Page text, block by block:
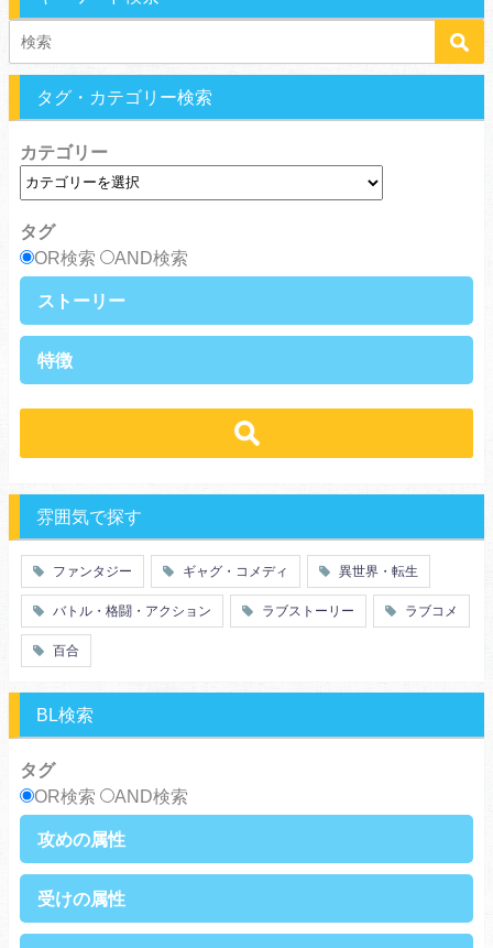
タグ・カテゴリー検索
カテゴリー
タグ
OR検索
AND検索
ストーリー
ラブストーリー
歴史・時代劇
特徴
職業
働く女子
特殊能力
百合
ドロ沼
萌え系
青春
仲間
幼なじみ
オタク
動物
ツンデレ
アラサー
スピンオフ・外伝
ヤンキー・極道
癒し系
サラリーマン
浮気・不倫
雰囲気で探す
ファンタジー ギャグ・コメディ 異世界・転生
バトル・格闘・アクション ラブストーリー ラブコメ
百合
BL検索
タグ
OR検索
AND検索
攻めの属性
俺様攻め
硬派攻め
天然攻め
受けの属性